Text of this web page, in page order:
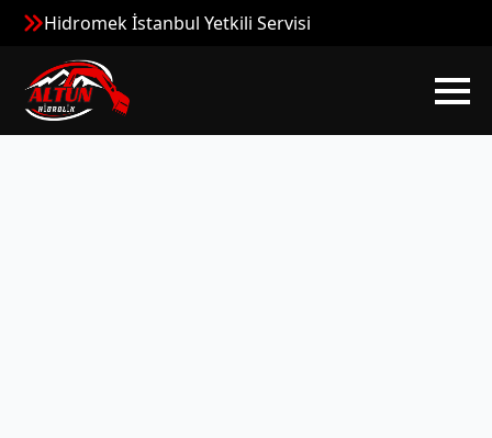
Hidromek İstanbul Yetkili Servisi